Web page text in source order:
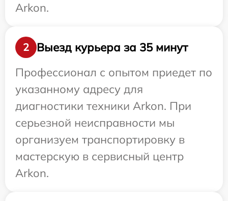
Arkon.
2
Выезд курьера за 35 минут
Профессионал с опытом приедет по
указанному адресу для
диагностики техники Arkon. При
серьезной неисправности мы
организуем транспортировку в
мастерскую в сервисный центр
Arkon.